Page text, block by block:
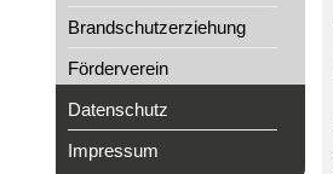
Brandschutzerziehung
Förderverein
Datenschutz
Impressum